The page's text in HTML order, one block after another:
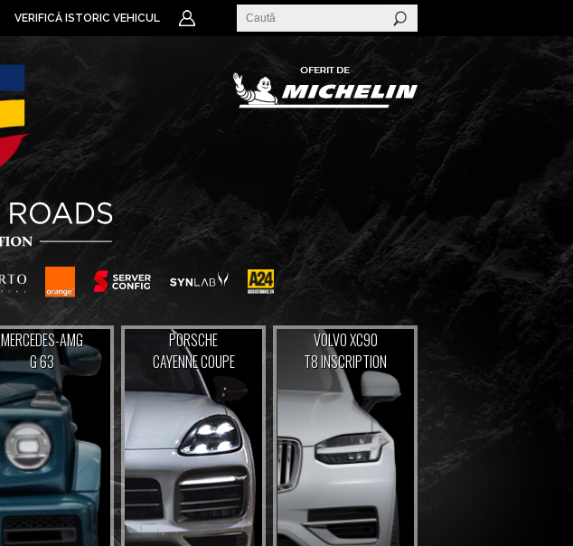
VERIFICĂ ISTORIC VEHICUL
MERCEDES-AMG
G 63
PORSCHE
CAYENNE COUPE
VOLVO XC90
T8 INSCRIPTION